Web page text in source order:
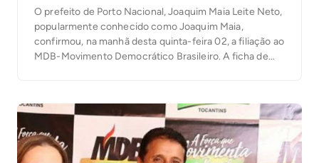
O prefeito de Porto Nacional, Joaquim Maia Leite Neto,
popularmente conhecido como Joaquim Maia,
confirmou, na manhã desta quinta-feira 02, a filiação ao
MDB-Movimento Democrático Brasileiro. A ficha de
partido no município, Arlindo Lopes de Araújo. A filiação
[…]